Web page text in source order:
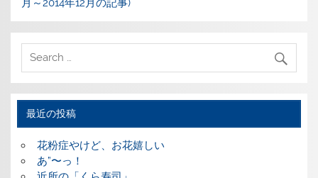
月～2014年12月の記事)
最近の投稿
花粉症やけど、お花嬉しい
あ”〜っ！